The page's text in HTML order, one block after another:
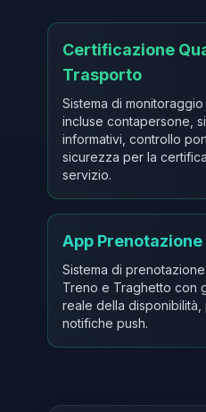
Certificazione
Trasporto
Sistema di
incluse contapersone,
informativi, controllo
sicurezza per la
servizio.
App
Sistema di
Treno e Traghetto con
reale della disponibilità,
notifiche push.